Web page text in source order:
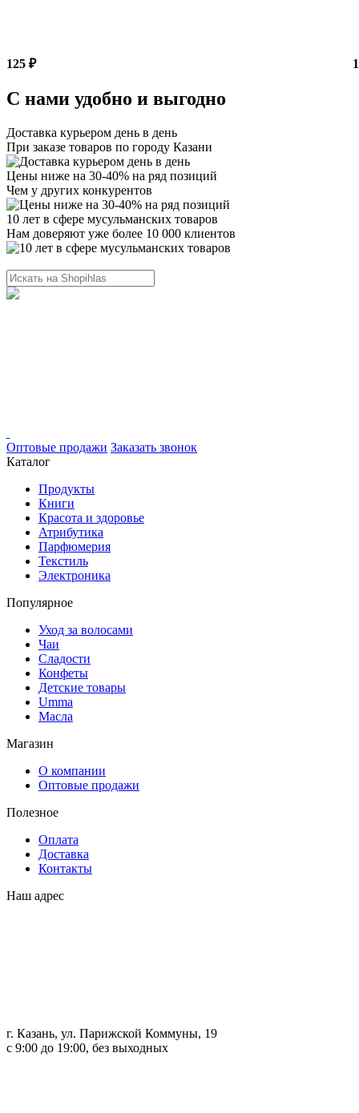
125 ₽
С нами удобно и выгодно
Доставка курьером день в день
При заказе товаров по городу Казани
Цены ниже на 30-40% на ряд позиций
Чем у других конкурентов
10 лет в сфере мусульманских товаров
Нам доверяют уже более 10 000 клиентов
Оптовые продажи Заказать звонок
Каталог
Продукты
Книги
Красота и здоровье
Атрибутика
Парфюмерия
Текстиль
Электроника
Популярное
Уход за волосами
Чаи
Сладости
Конфеты
Детские товары
Umma
Масла
Магазин
О компании
Оптовые продажи
Полезное
Оплата
Доставка
Контакты
Наш адрес
г. Казань, ул. Парижской Коммуны, 19
с 9:00 до 19:00, без выходных